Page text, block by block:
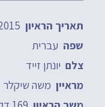
תאריך הראיון
שפה עברית
צלם יונתן זייד
מראיין משה שיקלר